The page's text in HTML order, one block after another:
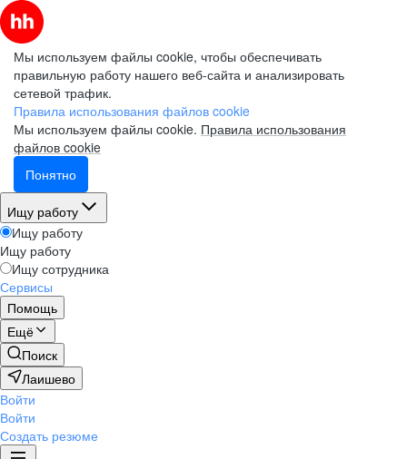
Мы используем файлы cookie, чтобы обеспечивать
правильную работу нашего веб-сайта и анализировать
сетевой трафик.
Правила использования файлов cookie
Мы используем файлы cookie. Правила использования
файлов cookie
Понятно
Ищу работу
Ищу работу
Ищу работу
Ищу сотрудника
Сервисы
Помощь
Ещё
Поиск
Лаишево
Войти
Войти
Создать резюме